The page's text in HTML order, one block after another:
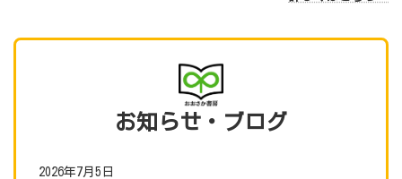
お知らせ ・ブログ
2026年7月5日